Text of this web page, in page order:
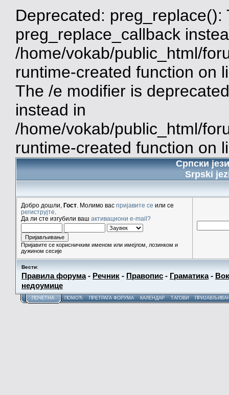
Deprecated:
preg_replace_callback
/home/vokab/public_html/
runtime-created function on
The /e modifier is
instead in
/home/vokab/public_html/
runtime-created function on
Српски
Srpski
Добро дошли, Гост . Молимо вас пријавите се или се
региструјте
Да ли сте изгубили ваш активациони e-mail?
Пријавите се корисничким именом или имејлом, лозинком и
дужином сесије
Вести:
Правила форума- Речник - Правопис - Граматика-
недоумице
ПОЧЕТНА ПОМОЋ ПРЕТРАГА ФОРУМА КАЛЕНДАР ТАГОВИ